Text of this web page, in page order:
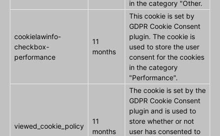
in the category "Other.
cookielawinfo-
checkbox-
performance
11
months
This cookie is set by
GDPR Cookie Consent
plugin. The cookie is
used to store the user
consent for the cookies
in the category
"Performance".
viewed_cookie_policy
11
months
The cookie is set by the
GDPR Cookie Consent
plugin and is used to
store whether or not
user has consented to